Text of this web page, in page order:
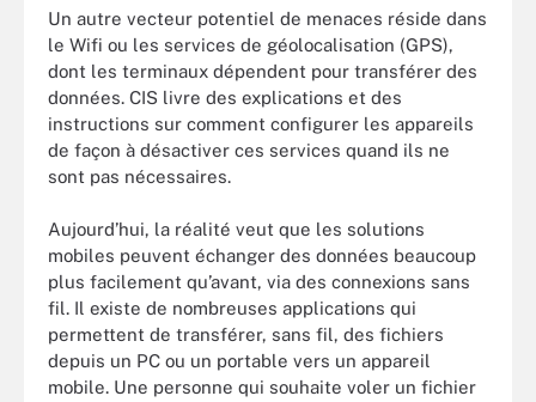
Un autre vecteur potentiel de menaces réside dans
le Wifi ou les services de géolocalisation (GPS),
dont les terminaux dépendent pour transférer des
données. CIS livre des explications et des
instructions sur comment configurer les appareils
de façon à désactiver ces services quand ils ne
sont pas nécessaires.
Aujourd’hui, la réalité veut que les solutions
mobiles peuvent échanger des données beaucoup
plus facilement qu’avant, via des connexions sans
fil. Il existe de nombreuses applications qui
permettent de transférer, sans fil, des fichiers
depuis un PC ou un portable vers un appareil
mobile. Une personne qui souhaite voler un fichier